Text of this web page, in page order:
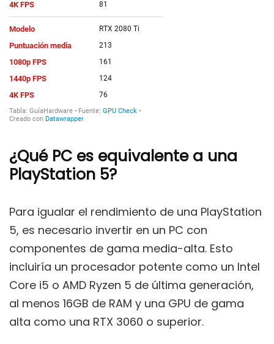
¿Qué PC es equivalente a una
PlayStation 5?
Para igualar el rendimiento de una PlayStation
5, es necesario invertir en un PC con
componentes de gama media-alta. Esto
incluiría un procesador potente como un Intel
Core i5 o AMD Ryzen 5 de última generación,
al menos 16GB de RAM y una GPU de gama
alta como una RTX 3060 o superior.